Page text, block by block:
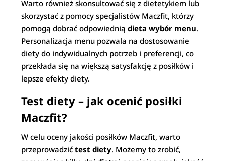
Warto również skonsultować się z dietetykiem lub
skorzystać z pomocy specjalistów Maczfit, którzy
pomogą dobrać odpowiedniądieta wybór menu.
Personalizacja menu pozwala na dostosowanie
diety do indywidualnych potrzeb i preferencji, co
przekłada się na większą satysfakcję z posiłków i
lepsze efekty diety.
Test diety – jak ocenić posiłki
Maczfit?
W celu oceny jakości posiłków Maczfit, warto
przeprowadzićtest diety. Możemy to zrobić,